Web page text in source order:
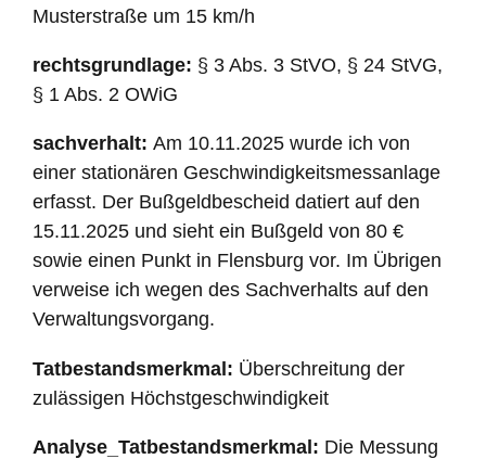
Musterstraße um 15 km/h
rechtsgrundlage: § 3 Abs. 3 StVO, § 24 StVG,
§ 1 Abs. 2 OWiG
sachverhalt: Am 10.11.2025 wurde ich von
einer stationären Geschwindigkeitsmessanlage
erfasst. Der Bußgeldbescheid datiert auf den
15.11.2025 und sieht ein Bußgeld von 80 €
sowie einen Punkt in Flensburg vor. Im Übrigen
verweise ich wegen des Sachverhalts auf den
Verwaltungsvorgang.
Tatbestandsmerkmal: Überschreitung der
zulässigen Höchstgeschwindigkeit
Analyse_Tatbestandsmerkmal: Die Messung